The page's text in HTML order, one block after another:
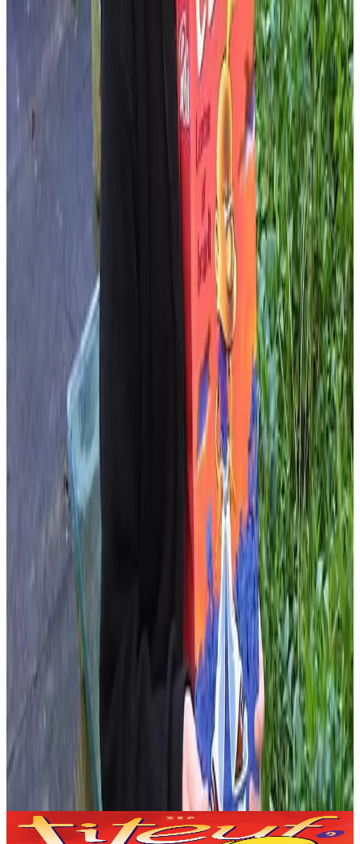
Personnes en lien avec l'article
Arnaud Elégoët
Produits en rapport
Bannoù-heol